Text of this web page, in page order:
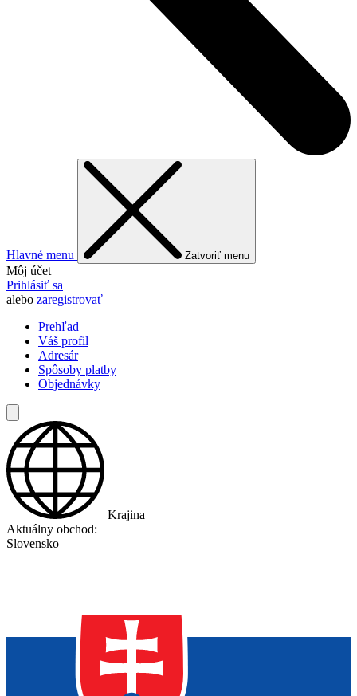
Hlavné menu Zatvoriť menu
Môj účet
Prihlásiť sa
alebo zaregistrovať
Prehľad
Váš profil
Adresár
Spôsoby platby
Objednávky
Krajina
Aktuálny obchod:
Slovensko